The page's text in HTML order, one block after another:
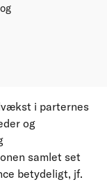
i parternes
og
samlet set
betydeligt, jf.